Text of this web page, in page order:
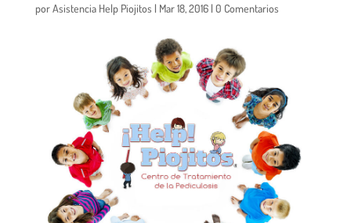
porAsistencia Help Piojitos | Mar 18, 2016| 0 Comentarios